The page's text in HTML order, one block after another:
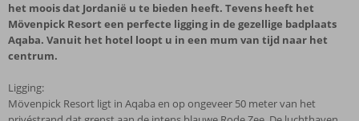
het moois dat Jordanië u te bieden heeft. Tevens heeft het
Mövenpick Resort een perfecte ligging in de gezellige badplaats
Aqaba. Vanuit het hotel loopt u in een mum van tijd naar het
centrum.
Ligging:
Mövenpick Resort ligt in Aqaba en op ongeveer 50 meter van het